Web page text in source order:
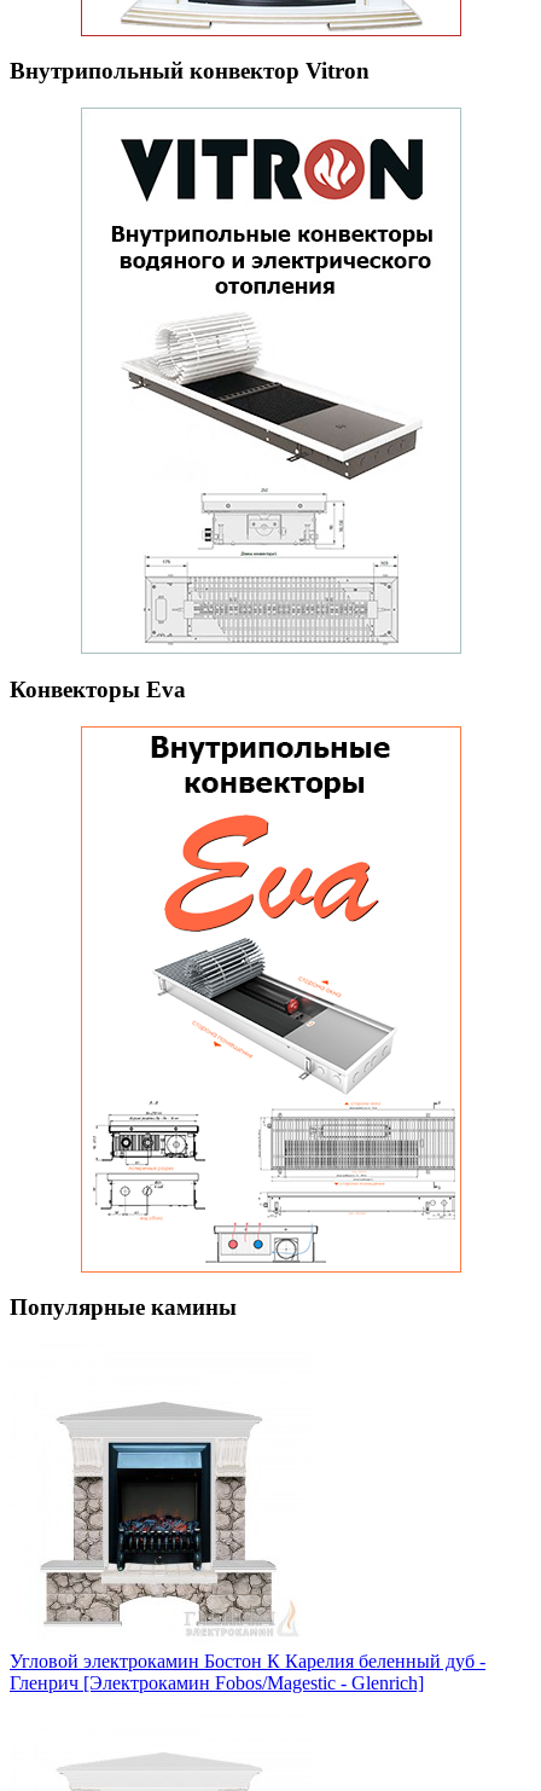
Внутрипольный конвектор Vitron
Конвекторы Eva
Популярные камины
Угловой электрокамин Бостон К Карелия беленный дуб -
Гленрич [Электрокамин Fobos/Magestic - Glenrich]